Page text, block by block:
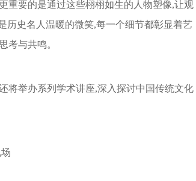
重要的是通过这些栩栩如生的人物塑像,让观
历史名人温暖的微笑,每一个细节都彰显着艺
考与共鸣。
将举办系列学术讲座,深入探讨中国传统文化